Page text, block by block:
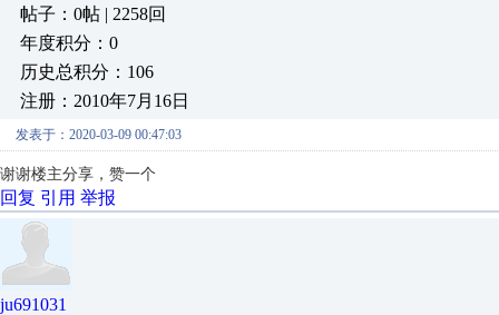
帖子：0帖 | 2258回
年度积分：0
历史总积分：106
注册：2010年7月16日
发表于：2020-03-09 00:47:03
谢谢楼主分享，赞一个
回复 引用 举报
ju691031